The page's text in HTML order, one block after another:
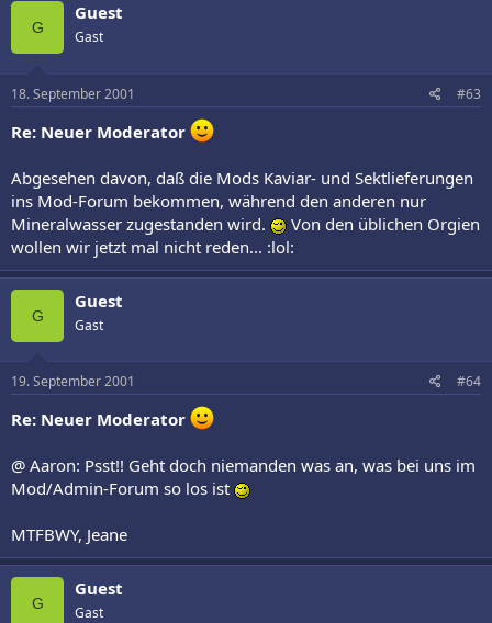
G
Guest
Gast
18. September 2001 #63
Re: Neuer Moderator
Abgesehen davon, daß die Mods Kaviar- und Sektlieferungen
ins Mod-Forum bekommen, während den anderen nur
Mineralwasser zugestanden wird.
Von den üblichen Orgien
wollen wir jetzt mal nicht reden... :lol:
G
Guest
Gast
19. September 2001 #64
Re: Neuer Moderator
@ Aaron: Psst!! Geht doch niemanden was an, was bei uns im
Mod/Admin-Forum so los ist
MTFBWY, Jeane
G
Guest
Gast